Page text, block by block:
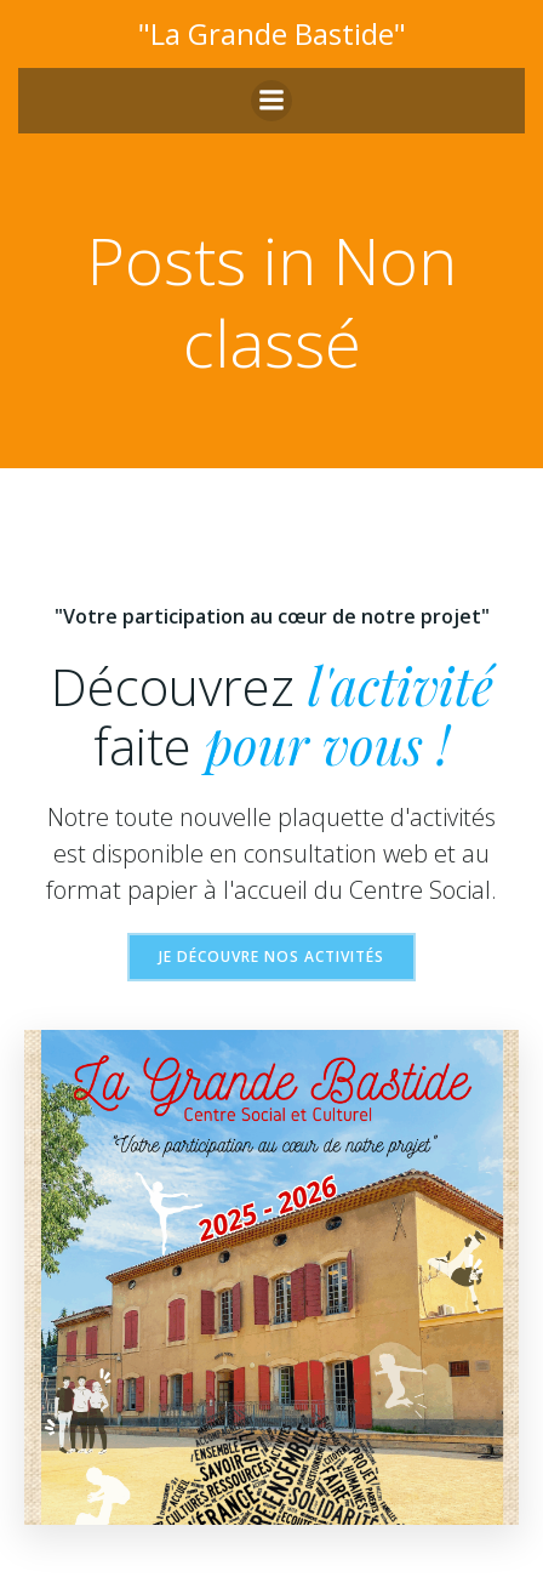
au
contenu
"La Grande Bastide"
Posts in Non
classé
"Votre participation au cœur de notre projet"
Découvrez l'activité
faite pour vous !
Notre toute nouvelle plaquette d'activités
est disponible en consultation web et au
format papier à l'accueil du Centre Social.
JE DÉCOUVRE NOS ACTIVITÉS